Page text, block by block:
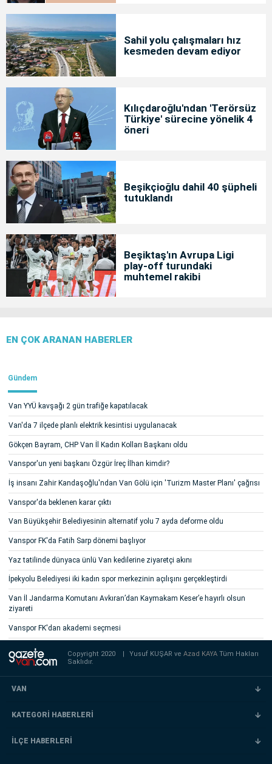
Sahil yolu çalışmaları hız
kesmeden devam ediyor
Kılıçdaroğlu'ndan 'Terörsüz
Türkiye' sürecine yönelik 4
öneri
Beşikçioğlu dahil 40 şüpheli
tutuklandı
Beşiktaş'ın Avrupa Ligi
play-off turundaki
muhtemel rakibi
EN ÇOK ARANAN HABERLER
Gündem
Van YYÜ kavşağı 2 gün trafiğe kapatılacak
Van'da 7 ilçede planlı elektrik kesintisi uygulanacak
Gökçen Bayram, CHP Van İl Kadın Kolları Başkanı oldu
Vanspor'un yeni başkanı Özgür İreç İlhan kimdir?
İş insanı Zahir Kandaşoğlu'ndan Van Gölü için 'Turizm Master Planı' çağrısı
Vanspor'da beklenen karar çıktı
Van Büyükşehir Belediyesinin alternatif yolu 7 ayda deforme oldu
Vanspor FK'da Fatih Sarp dönemi başlıyor
Yaz tatilinde dünyaca ünlü Van kedilerine ziyaretçi akını
İpekyolu Belediyesi iki kadın spor merkezinin açılışını gerçekleştirdi
Van İl Jandarma Komutanı Avkıran’dan Kaymakam Keser’e hayırlı olsun
ziyareti
Vanspor FK'dan akademi seçmesi
Copyright 2020 Yusuf KUŞAR veAzad KAYATüm Hakları
Saklıdır.
VAN
KATEGORİ HABERLERİ
İLÇE HABERLERİ